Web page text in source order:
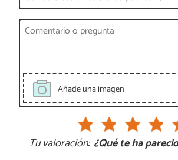
Añade una imagen
Tu valoración: ¿Qué te ha